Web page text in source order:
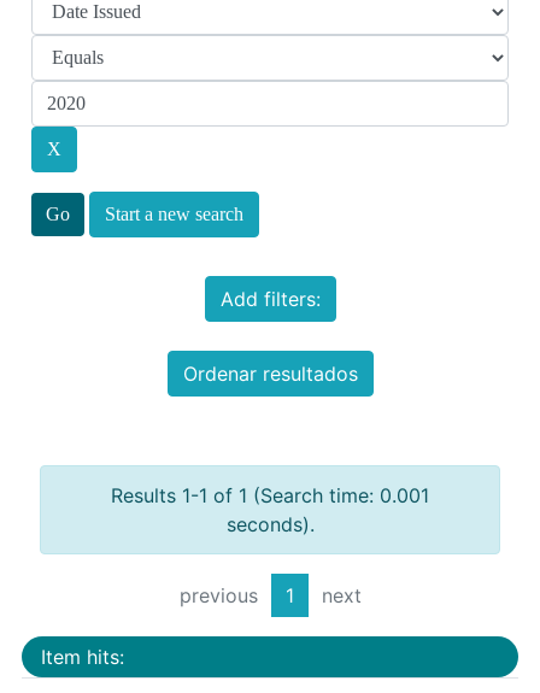
Start a new search
Add filters:
Ordenar resultados
Results 1-1 of 1 (Search time: 0.001
seconds).
previous 1 next
Item hits: